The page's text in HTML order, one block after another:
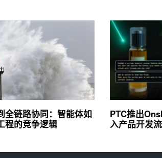
全链路协同：智能体如
程的竞争逻辑
PTC推出
入产品开发